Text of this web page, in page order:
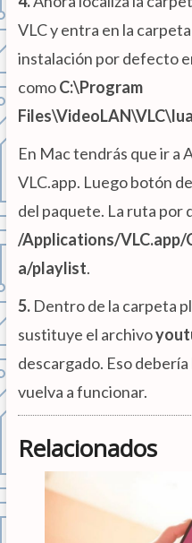
VLC y entra en la
instalación por defecto
comoC:\Program
En Mac tendrás que ir a
VLC.app. Luego botón
del paquete. La ruta por
/Applications/
a/playlist.
5.Dentro de la carpeta
sustituye el archivo
descargado. Eso
vuelva a funcionar.
Relacionados